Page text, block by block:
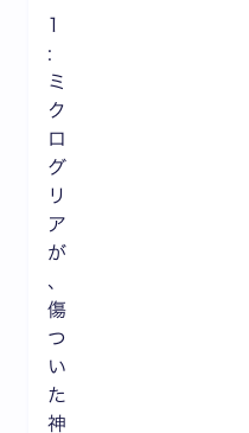
1
:
ミ
ク
ロ
グ
リ
ア
が
、
傷
つ
い
た
神